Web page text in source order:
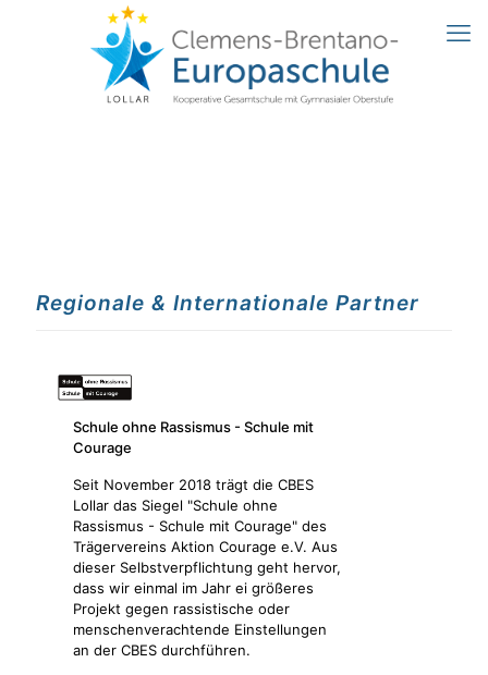
Regionale & Internationale Partner
Schule ohne Rassismus - Schule mit
Courage
Seit November 2018 trägt die CBES
Lollar das Siegel "Schule ohne
Rassismus - Schule mit Courage" des
Trägervereins Aktion Courage e.V. Aus
dieser Selbstverpflichtung geht hervor,
dass wir einmal im Jahr ei größeres
Projekt gegen rassistische oder
menschenverachtende Einstellungen
an der CBES durchführen.